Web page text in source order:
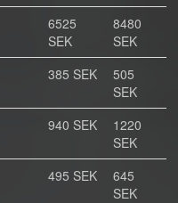
6525
SEK
8480
SEK
385 SEK
505
SEK
940 SEK
1220
SEK
495 SEK
645
SEK